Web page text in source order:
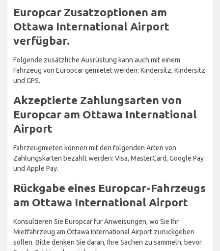
Europcar Zusatzoptionen am
Ottawa International Airport
verfügbar.
Folgende zusätzliche Ausrüstung kann auch mit einem
Fahrzeug von Europcar gemietet werden: Kindersitz, Kindersitz
und GPS.
Akzeptierte Zahlungsarten von
Europcar am Ottawa International
Airport
Fahrzeugmieten können mit den folgenden Arten von
Zahlungskarten bezahlt werden: Visa, MasterCard, Google Pay
und Apple Pay.
Rückgabe eines Europcar-Fahrzeugs
am Ottawa International Airport
Konsultieren Sie Europcar für Anweisungen, wo Sie Ihr
Mietfahrzeug am Ottawa International Airport zurückgeben
sollen. Bitte denken Sie daran, Ihre Sachen zu sammeln, bevor